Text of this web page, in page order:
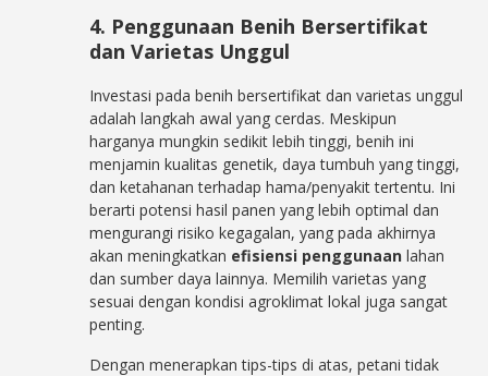
4. Penggunaan Benih Bersertifikat
dan Varietas Unggul
Investasi pada benih bersertifikat dan varietas unggul
adalah langkah awal yang cerdas. Meskipun
harganya mungkin sedikit lebih tinggi, benih ini
menjamin kualitas genetik, daya tumbuh yang tinggi,
dan ketahanan terhadap hama/penyakit tertentu. Ini
berarti potensi hasil panen yang lebih optimal dan
mengurangi risiko kegagalan, yang pada akhirnya
akan meningkatkan efisiensi penggunaan lahan
dan sumber daya lainnya. Memilih varietas yang
sesuai dengan kondisi agroklimat lokal juga sangat
penting.
Dengan menerapkan tips-tips di atas, petani tidak